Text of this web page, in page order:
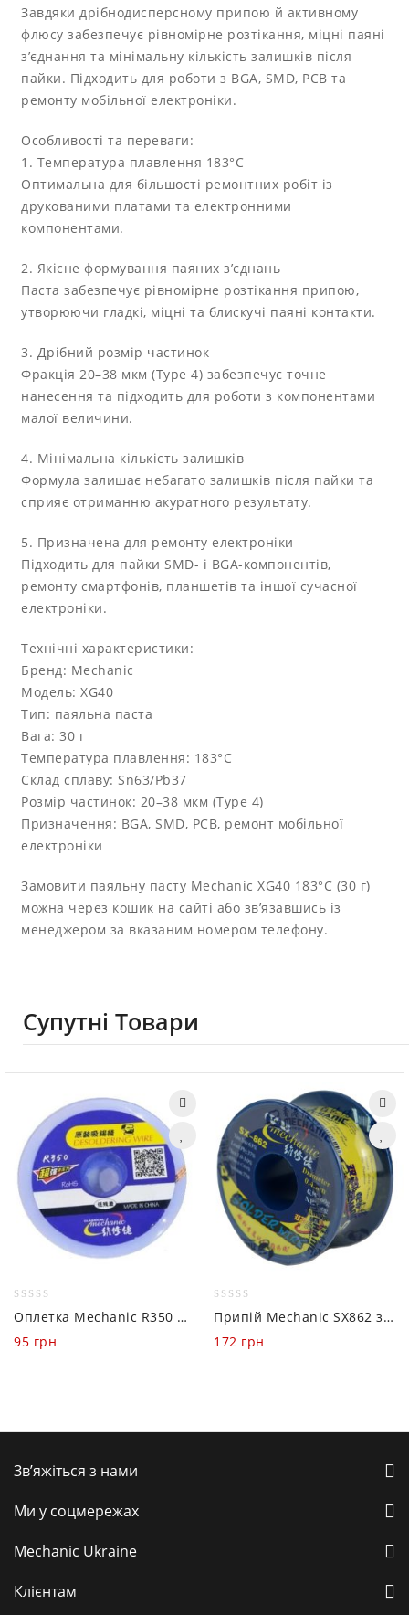
Завдяки дрібнодисперсному припою й активному
флюсу забезпечує рівномірне розтікання, міцні паяні
з’єднання та мінімальну кількість залишків після
пайки. Підходить для роботи з BGA, SMD, PCB та
ремонту мобільної електроніки.
Особливості та переваги:
1. Температура плавлення 183°C
Оптимальна для більшості ремонтних робіт із
друкованими платами та електронними
компонентами.
2. Якісне формування паяних з’єднань
Паста забезпечує рівномірне розтікання припою,
утворюючи гладкі, міцні та блискучі паяні контакти.
3. Дрібний розмір частинок
Фракція 20–38 мкм (Type 4) забезпечує точне
нанесення та підходить для роботи з компонентами
малої величини.
4. Мінімальна кількість залишків
Формула залишає небагато залишків після пайки та
сприяє отриманню акуратного результату.
5. Призначена для ремонту електроніки
Підходить для пайки SMD- і BGA-компонентів,
ремонту смартфонів, планшетів та іншої сучасної
електроніки.
Технічні характеристики:
Бренд: Mechanic
Модель: XG40
Тип: паяльна паста
Вага: 30 г
Температура плавлення: 183°C
Склад сплаву: Sn63/Pb37
Розмір частинок: 20–38 мкм (Type 4)
Призначення: BGA, SMD, PCB, ремонт мобільної
електроніки
Замовити паяльну пасту Mechanic XG40 183°C (30 г)
можна через кошик на сайті або зв’язавшись із
менеджером за вказаним номером телефону.
Супутні Товари
out
of
Оплетка Mechanic R350 1515 (1.5 mm / 1.5m)
95 грн
out
of
Припій Mechanic SX862 з каніфольним сердечником (0.4mm / 60g)
172 грн
Зв’яжіться з нами
Ми у соцмережах
Mechanic Ukraine
Клієнтам